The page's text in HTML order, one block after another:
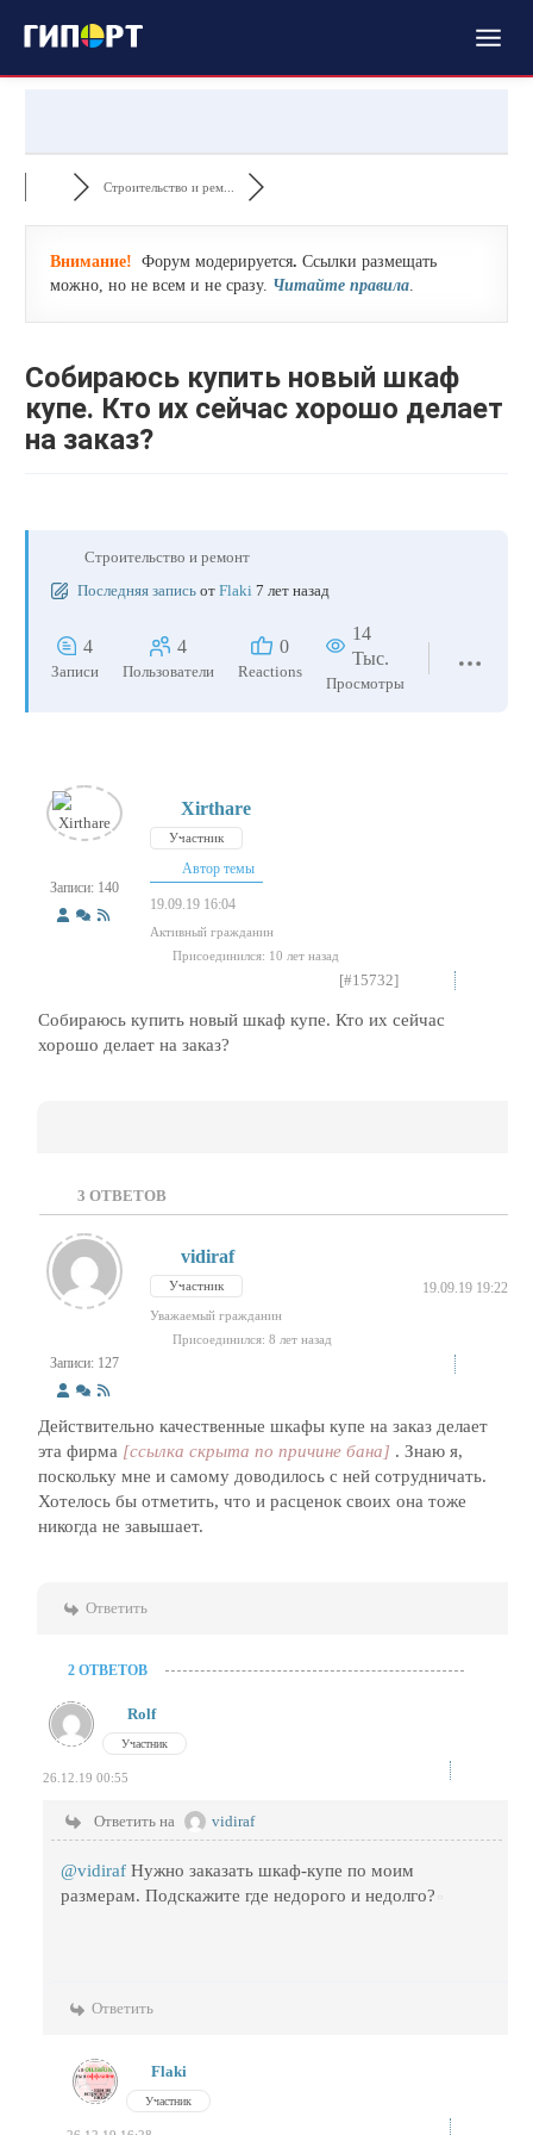
Строительство и рем...
Внимание! Форум модерируется. Ссылки размещать
можно, но не всем и не сразу. Читайте правила.
Собираюсь купить новый шкаф
купе. Кто их сейчас хорошо делает
на заказ?
Строительство и ремонт
Последняя запись от Flaki 7 лет назад
4
Записи
4
Пользователи
0
Reactions
14
Тыс.
Просмотры
Записи: 140
Xirthare
Участник
Автор темы
19.09.19 16:04
Активный гражданин
Присоединился: 10 лет назад
[#15732]
Собираюсь купить новый шкаф купе. Кто их сейчас
хорошо делает на заказ?
3 ОТВЕТОВ
Записи: 127
vidiraf
Участник 19.09.19 19:22
Уважаемый гражданин
Присоединился: 8 лет назад
Действительно качественные шкафы купе на заказ делает
эта фирма [ссылка скрыта по причине бана] . Знаю я,
поскольку мне и самому доводилось с ней сотрудничать.
Хотелось бы отметить, что и расценок своих она тоже
никогда не завышает.
Ответить
2 ОТВЕТОВ
Rolf
Участник
26.12.19 00:55
Ответить на vidiraf
@vidiraf Нужно заказать шкаф-купе по моим
размерам. Подскажите где недорого и недолго?
Ответить
Flaki
Участник